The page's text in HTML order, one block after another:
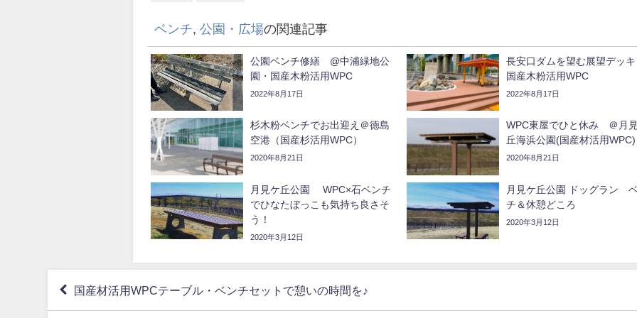
ベンチ,公園・広場の関連記事
公園ベンチ修繕 @中浦緑地公
園・国産木粉活用WPC
2022年8月17日
長安口ダムを望む展望デッ
国産木粉活用WPC
2022年8月17日
杉木粉ベンチでお出迎え＠徳島
空港（国産杉活用WPC）
2020年8月21日
WPC東屋でひと休み ＠月
丘海浜公園(国産材活用WPC)
2020年8月21日
月見ケ丘公園 WPC×石ベンチ
でひなたぼっこも気持ち良さそ
う！
2020年3月12日
月見ケ丘公園 ドッグラン
チ＆休憩どころ
2020年3月12日
国産材活用WPCテーブル・ベンチセットで憩いの時間を♪